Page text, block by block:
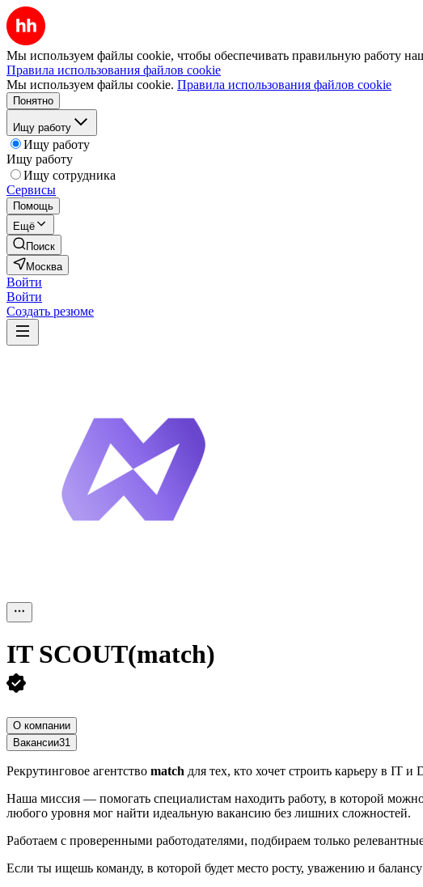
Мы используем файлы cookie, чтобы обеспечивать правильную работу
Правила использования файлов cookie
Мы используем файлы cookie. Правила использования файлов cookie
Понятно
Ищу работу
Ищу работу
Ищу работу
Ищу сотрудника
Сервисы
Помощь
Ещё
Поиск
Москва
Войти
Войти
Создать резюме
IT SCOUT(match)
О компании
Вакансии31
Рекрутинговое агентство match для тех, кто хочет строить карьеру в IT и
Наша миссия — помогать специалистам находить работу, в которой
любого уровня мог найти идеальную вакансию без лишних сложностей.
Работаем с проверенными работодателями, подбираем только
Если ты ищешь команду, в которой будет место росту, уважению и